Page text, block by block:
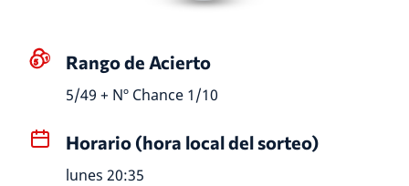
Rango de Acierto
5/49 + Nº Chance 1/10
Horario (hora local del sorteo)
lunes 20:35